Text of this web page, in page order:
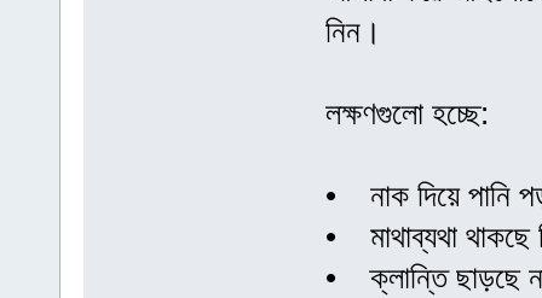
নিন।
লক্ষণগুলো হচ্ছে:
• নাক দিয়ে পানি
• মাথাব্যথা থাকছে
• ক্লান্তি ছাড়ছে